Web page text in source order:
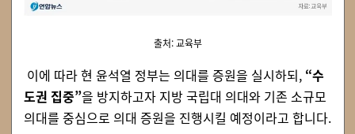
출처: 교육부
이에 따라 현 윤석열 정부는 의대를 증원을 실시하되, “수
도권 집중”을 방지하고자 지방 국립대 의대와 기존 소규모
의대를 중심으로 의대 증원을 진행시킬 예정이라고 합니다.